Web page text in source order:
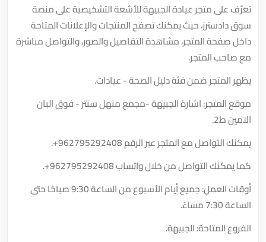
تعرّف على متجر عيادة الجبيهة للأشعة التشخيصية على منصة
سوق دادسترز، حيث يمكنك تصفح المنتجات والإعلانات المتاحة
داخل صفحة المتجر، مشاهدة التفاصيل والصور، والتواصل مباشرة
مع صاحب المتجر.
يظهر المتجر ضمن فئة دليل الصحة - عيادات.
موقع المتجر: اشارة الجبيهة -مجمع منهل سنتر - فوق البان
الامين ط2.
يمكنك التواصل مع المتجر عبر الرقم+962795292408
.
كما يمكنك التواصل من خلال واتساب+962795292408
.
أوقات العمل: جميع أيام الأسبوع من الساعة 9:30 صباحًا حتى
الساعة 7:30 مساءً.
الفروع المتاحة: الجبيهة.